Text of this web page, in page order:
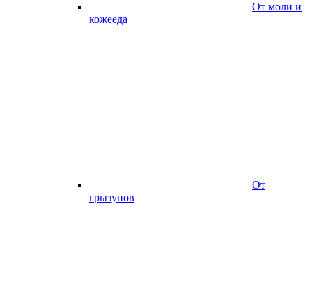
От моли и
кожееда
От
грызунов